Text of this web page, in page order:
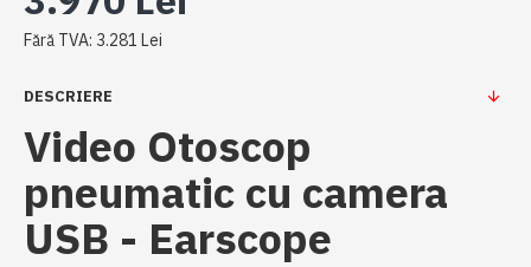
Fără TVA: 3.281 Lei
DESCRIERE
Video Otoscop
pneumatic cu camera
USB - Earscope